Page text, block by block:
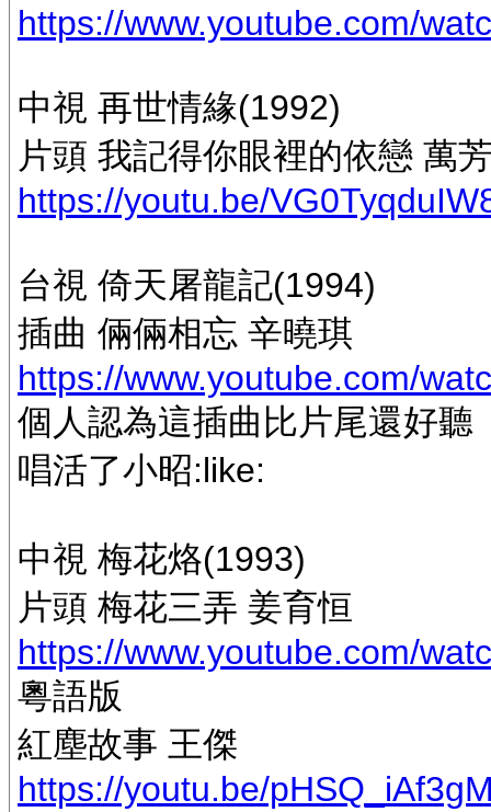
https://www.youtube.com/
中視 再世情緣(1992)
片頭 我記得你眼裡的依戀 萬
https://youtu.be/
台視 倚天屠龍記(1994)
插曲 倆倆相忘 辛曉琪
https://www.youtube.com/
個人認為這插曲比片尾還好聽
唱活了小昭:like:
中視 梅花烙(1993)
片頭 梅花三弄 姜育恒
https://www.youtube.com/
粵語版
紅塵故事 王傑
https://youtu.be/